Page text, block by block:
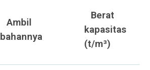
Ambil
bahannya
Berat
kapasitas
(t/m³)